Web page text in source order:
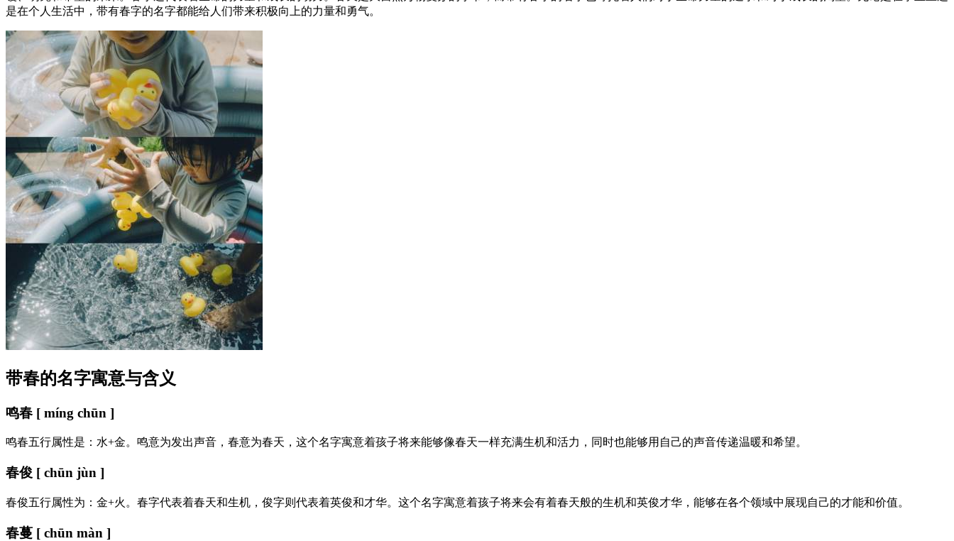
是在个人生活中，带有春字的名字都能给人们带来积极向上的力量和勇气。
带春的名字寓意与含义
鸣春 [ míng chūn ]
鸣春五行属性是：水+金。鸣意为发出声音，春意为春天，这个名字寓意着孩子将来能够像春天一样充满生机和活力，同时也能够用自己的声音传递温暖和希望。
春俊 [ chūn jùn ]
春俊五行属性为：金+火。春字代表着春天和生机，俊字则代表着英俊和才华。这个名字寓意着孩子将来会有着春天般的生机和英俊才华，能够在各个领域中展现自己的才能和价值。
春蔓 [ chūn màn ]